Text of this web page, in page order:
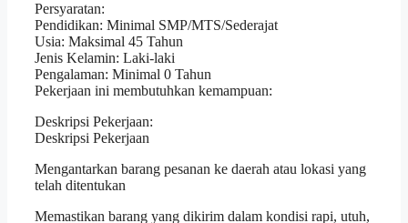
Persyaratan:
Pendidikan: Minimal SMP/MTS/Sederajat
Usia: Maksimal 45 Tahun
Jenis Kelamin: Laki-laki
Pengalaman: Minimal 0 Tahun
Pekerjaan ini membutuhkan kemampuan:
Deskripsi Pekerjaan:
Deskripsi Pekerjaan
Mengantarkan barang pesanan ke daerah atau lokasi yang
telah ditentukan
Memastikan barang yang dikirim dalam kondisi rapi, utuh,